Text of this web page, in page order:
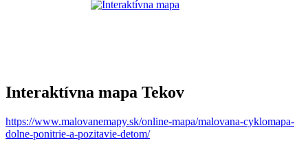
Interaktívna mapa Tekov
https://www.malovanemapy.sk/online-mapa/malovana-cyklomapa-
dolne-ponitrie-a-pozitavie-detom/